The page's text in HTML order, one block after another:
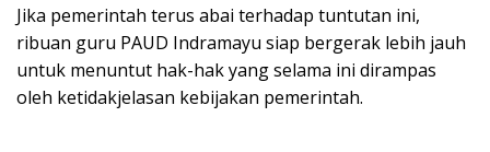
Jika pemerintah terus abai terhadap tuntutan ini,
ribuan guru PAUD Indramayu siap bergerak lebih jauh
untuk menuntut hak-hak yang selama ini dirampas
oleh ketidakjelasan kebijakan pemerintah.